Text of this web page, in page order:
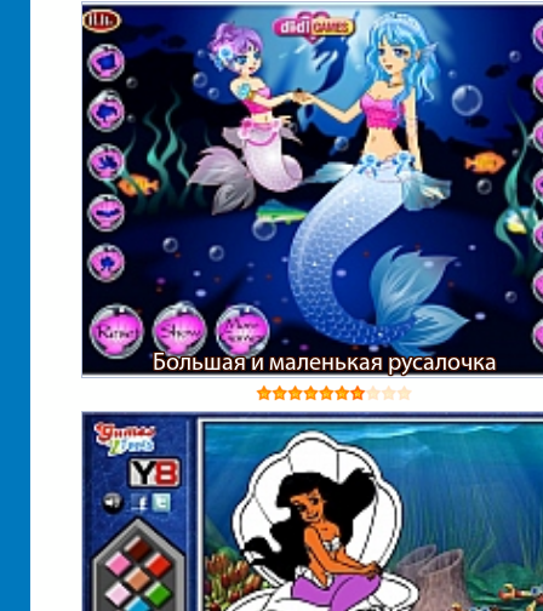
Большая и маленькая русалочка